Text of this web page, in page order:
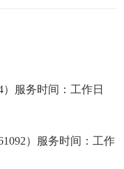
）服务时间：工作日
）服务时间：工作